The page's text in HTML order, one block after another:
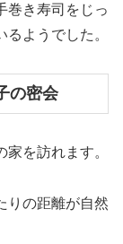
巻き寿司をじっ
ようでした。
の密会
を訪れます。
りの距離が自然